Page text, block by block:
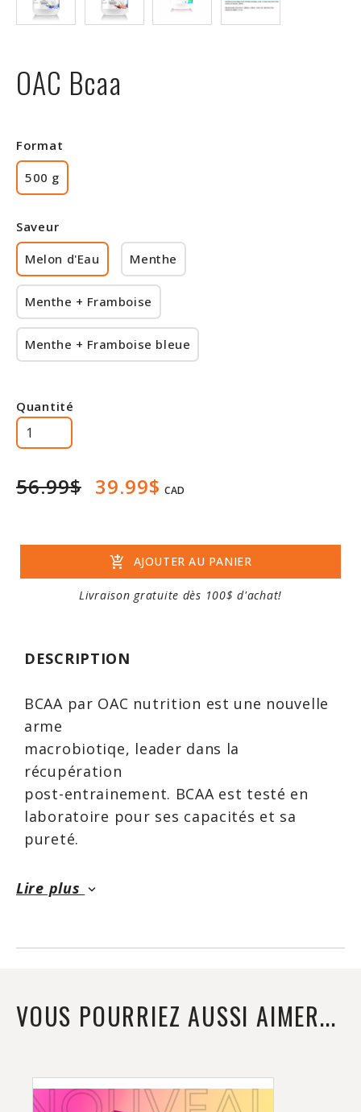
OAC Bcaa
Format
500 g
Saveur
Melon d'Eau
Menthe
Menthe + Framboise
Menthe + Framboise bleue
Quantité
56.99$ 39.99$ CAD
add_shopping_cart AJOUTER AU PANIER
Livraison gratuite dès 100$ d'achat!
DESCRIPTION
BCAA par OAC nutrition est une nouvelle
arme
macrobiotiqe, leader dans la
récupération
post-entrainement. BCAA est testé en
laboratoire pour ses capacités et sa
pureté.
capacité
BCAA
Lire plus keyboard_arrow_down
VOUS POURRIEZ AUSSI AIMER...
Rabais